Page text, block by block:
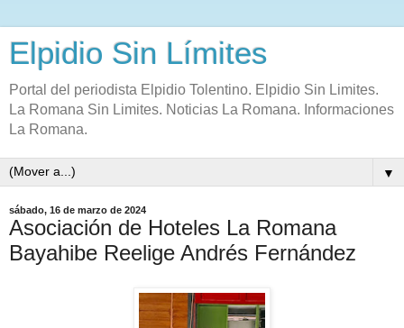
Elpidio Sin Límites
Portal del periodista Elpidio Tolentino. Elpidio Sin Limites.
La Romana Sin Limites. Noticias La Romana. Informaciones
La Romana.
▼
sábado, 16 de marzo de 2024
Asociación de Hoteles La Romana
Bayahibe Reelige Andrés Fernández